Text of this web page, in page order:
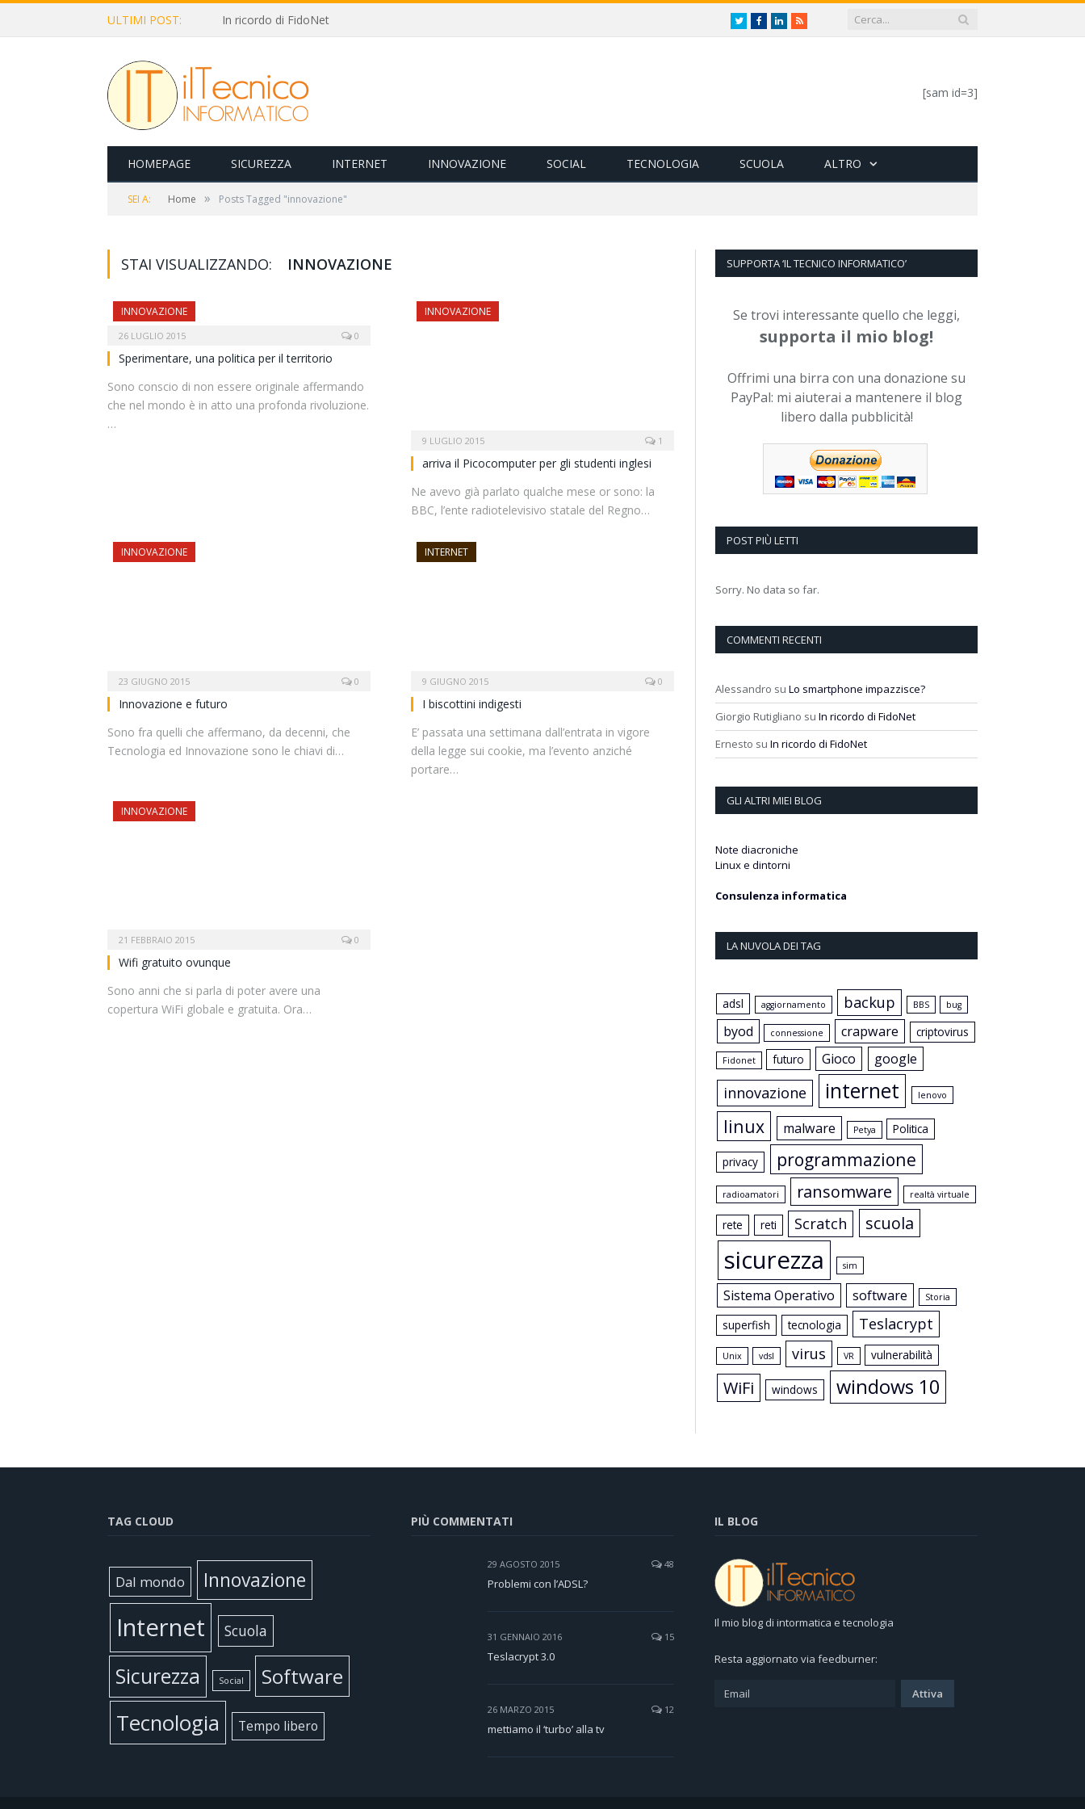
ULTIMI POST: In ricordo di FidoNet TwitterFacebookLinkedIn
RSS
[sam id=3]
HOMEPAGE SICUREZZA INTERNET INNOVAZIONE SOCIAL TECNOLOGIA SCUOLA ALTRO
SEI A: Home » Posts Tagged "innovazione"
STAI VISUALIZZANDO: INNOVAZIONE
INNOVAZIONE
26 LUGLIO 2015 0
Sperimentare, una politica per il territorio
Sono conscio di non essere originale affermando
che nel mondo è in atto una profonda rivoluzione.
…
INNOVAZIONE
9 LUGLIO 2015 1
arriva il Picocomputer per gli studenti inglesi
Ne avevo già parlato qualche mese or sono: la
BBC, l’ente radiotelevisivo statale del Regno…
INNOVAZIONE
23 GIUGNO 2015 0
Innovazione e futuro
Sono fra quelli che affermano, da decenni, che
Tecnologia ed Innovazione sono le chiavi di…
INTERNET
9 GIUGNO 2015 0
I biscottini indigesti
E’ passata una settimana dall’entrata in vigore
della legge sui cookie, ma l’evento anziché
portare…
INNOVAZIONE
21 FEBBRAIO 2015 0
Wifi gratuito ovunque
Sono anni che si parla di poter avere una
copertura WiFi globale e gratuita. Ora…
SUPPORTA ‘IL TECNICO INFORMATICO’
Se trovi interessante quello che leggi,
supporta il mio blog!
Offrimi una birra con una donazione su
PayPal: mi aiuterai a mantenere il blog
libero dalla pubblicità!
POST PIÙ LETTI
Sorry. No data so far.
COMMENTI RECENTI
Alessandro su Lo smartphone impazzisce?
Giorgio Rutigliano su In ricordo di FidoNet
Ernesto su In ricordo di FidoNet
GLI ALTRI MIEI BLOG
Note diacroniche
Linux e dintorni
Consulenza informatica
LA NUVOLA DEI TAG
adsl aggiornamento backup BBS bug
byod connessione crapware criptovirus
Fidonet futuro Gioco google
innovazione internet lenovo
linux malware Petya Politica
privacy programmazione
radioamatori ransomware realtà virtuale
rete reti Scratch scuola
sicurezza sim
Sistema Operativo software Storia
superfish tecnologia Teslacrypt
Unix vdsl virus VR vulnerabilità
WiFi windows windows 10
TAG CLOUD
Dal mondo Innovazione
Internet Scuola
Sicurezza Social Software
Tecnologia Tempo libero
PIÙ COMMENTATI
29 AGOSTO 2015 48
Problemi con l’ADSL?
31 GENNAIO 2016 15
Teslacrypt 3.0
26 MARZO 2015 12
mettiamo il ‘turbo’ alla tv
IL BLOG
Il mio blog di intormatica e tecnologia
Resta aggiornato via feedburner: